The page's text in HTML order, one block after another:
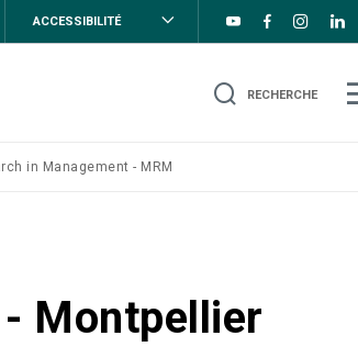
ACCESSIBILITÉ
RECHERCHE
in Management - MRM
Montpellier